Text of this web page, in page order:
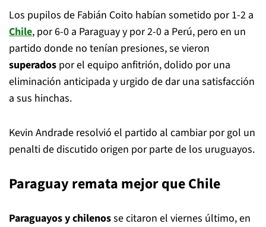
Los pupilos de Fabián Coito habían sometido por 1-2 a
Chile, por 6-0 a Paraguay y por 2-0 a Perú, pero en un
partido donde no tenían presiones, se vieron
superados por el equipo anfitrión, dolido por una
eliminación anticipada y urgido de dar una satisfacción
a sus hinchas.
Kevin Andrade resolvió el partido al cambiar por gol un
penalti de discutido origen por parte de los uruguayos.
Paraguay remata mejor que Chile
Paraguayos y chilenosse citaron el viernes último, en